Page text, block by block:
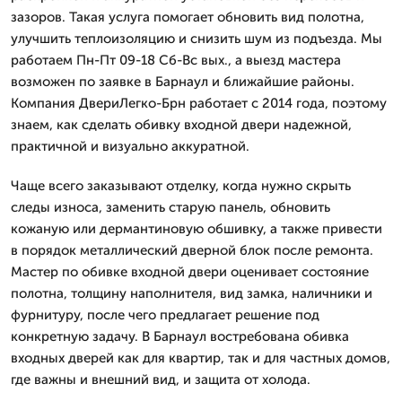
зазоров. Такая услуга помогает обновить вид полотна,
улучшить теплоизоляцию и снизить шум из подъезда. Мы
работаем Пн-Пт 09-18 Сб-Вс вых., а выезд мастера
возможен по заявке в Барнаул и ближайшие районы.
Компания ДвериЛегко-Брн работает с 2014 года, поэтому
знаем, как сделать обивку входной двери надежной,
практичной и визуально аккуратной.
Чаще всего заказывают отделку, когда нужно скрыть
следы износа, заменить старую панель, обновить
кожаную или дермантиновую обшивку, а также привести
в порядок металлический дверной блок после ремонта.
Мастер по обивке входной двери оценивает состояние
полотна, толщину наполнителя, вид замка, наличники и
фурнитуру, после чего предлагает решение под
конкретную задачу. В Барнаул востребована обивка
входных дверей как для квартир, так и для частных домов,
где важны и внешний вид, и защита от холода.